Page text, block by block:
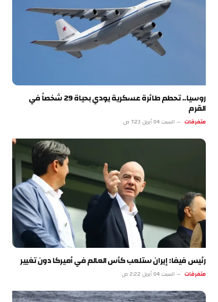
روسيا.. تحطم طائرة عسكرية يودي بحياة 29 شخصاً في
القرم
متفرقات السبت 04 أبريل 7:23 ص
رئيس فيفا: إيران ستلعب كأس العالم في أميركا دون تغيير
متفرقات السبت 04 أبريل 2:22 ص